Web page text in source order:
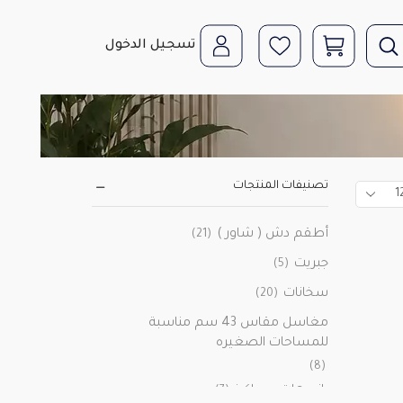
تسجيل الدخول
تصنيفات المنتجات
أطقم دش ( شاور ) (21)
جبريت (5)
سخانات (20)
مغاسل مقاس 43 سم مناسبة
للمساحات الصغيره
(8)
بانيوهات وجواكيز (7)